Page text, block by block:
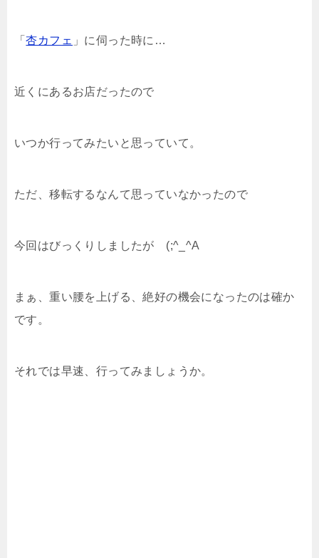
「杏カフェ 」に伺った時に…
近くにあるお店だったので
いつか行ってみたいと思っていて。
ただ、移転するなんて思っていなかったので
今回はびっくりしましたが (;^_^A
まぁ、重い腰を上げる、絶好の機会になったのは確か
です。
それでは早速、行ってみましょうか。